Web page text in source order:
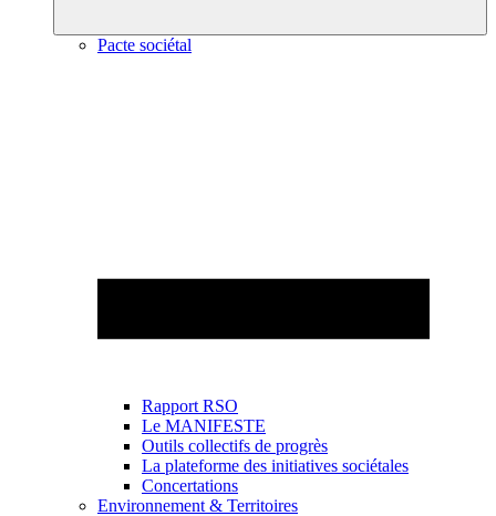
Pacte sociétal
Rapport RSO
Le MANIFESTE
Outils collectifs de progrès
La plateforme des initiatives sociétales
Concertations
Environnement & Territoires